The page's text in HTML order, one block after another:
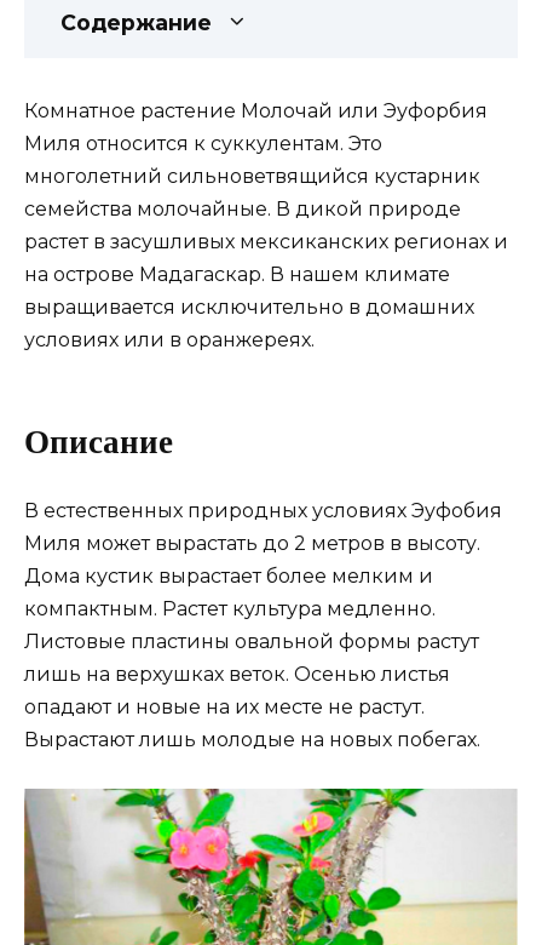
Содержание
Комнатное растение Молочай или Эуфорбия
Миля относится к суккулентам. Это
многолетний сильноветвящийся кустарник
семейства молочайные. В дикой природе
растет в засушливых мексиканских регионах и
на острове Мадагаскар. В нашем климате
выращивается исключительно в домашних
условиях или в оранжереях.
Описание
В естественных природных условиях Эуфобия
Миля может вырастать до 2 метров в высоту.
Дома кустик вырастает более мелким и
компактным. Растет культура медленно.
Листовые пластины овальной формы растут
лишь на верхушках веток. Осенью листья
опадают и новые на их месте не растут.
Вырастают лишь молодые на новых побегах.